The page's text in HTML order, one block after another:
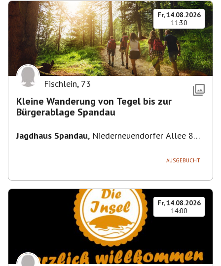
Fr, 14.08.2026
11:30
Fischlein, 73
Kleine Wanderung von Tegel bis zur
Bürgerablage Spandau
Jagdhaus Spandau, Niederneuendorfer Allee 80,
AUSGEBUCHT
Fr, 14.08.2026
14:00